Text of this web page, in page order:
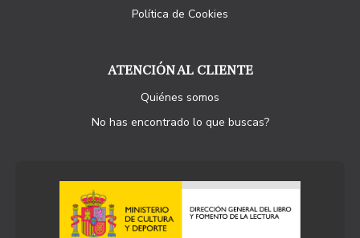
Política de Cookies
ATENCIÓN AL CLIENTE
Quiénes somos
No has encontrado lo que buscas?